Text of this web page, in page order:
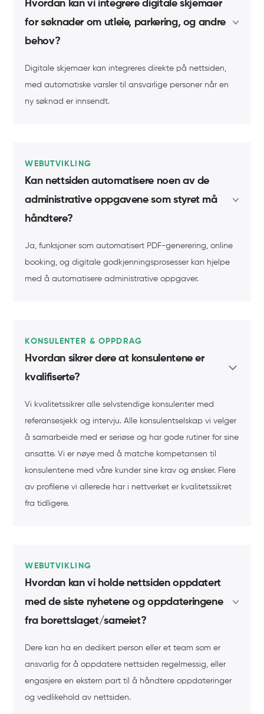
Hvordan kan vi integrere digitale skjemaer
for søknader om utleie, parkering, og andre
behov?
Digitale skjemaer kan integreres direkte på nettsiden,
med automatiske varsler til ansvarlige personer når en
ny søknad er innsendt.
WEBUTVIKLING
Kan nettsiden automatisere noen av de
administrative oppgavene som styret må
håndtere?
Ja, funksjoner som automatisert PDF-generering, online
booking, og digitale godkjenningsprosesser kan hjelpe
med å automatisere administrative oppgaver.
KONSULENTER & OPPDRAG
Hvordan sikrer dere at konsulentene er
kvalifiserte?
Vi kvalitetssikrer alle selvstendige konsulenter med
referansesjekk og intervju. Alle konsulentselskap vi velger
å samarbeide med er seriøse og har gode rutiner for sine
ansatte. Vi er nøye med å matche kompetansen til
konsulentene med våre kunder sine krav og ønsker. Flere
av profilene vi allerede har i nettverket er kvalitetssikret
fra tidligere.
WEBUTVIKLING
Hvordan kan vi holde nettsiden oppdatert
med de siste nyhetene og oppdateringene
fra borettslaget/sameiet?
Dere kan ha en dedikert person eller et team som er
ansvarlig for å oppdatere nettsiden regelmessig, eller
engasjere en ekstern part til å håndtere oppdateringer
og vedlikehold av nettsiden.